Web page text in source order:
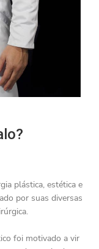
plástica, estética e
por suas diversas
foi motivado a vir